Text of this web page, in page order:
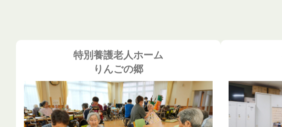
特別養護老人ホーム
りんごの郷